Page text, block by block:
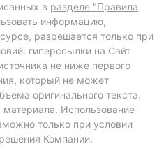
в разделе "Правила
информацию,
разрешается только при
гиперссылки на Сайт
не ниже первого
который не может
оригинального текста,
материала. Использование
только при условии
Компании.